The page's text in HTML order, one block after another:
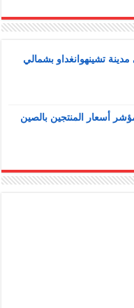
تشينهوانغداو بشمالي
مؤشر أسعار المنتجين بالصين